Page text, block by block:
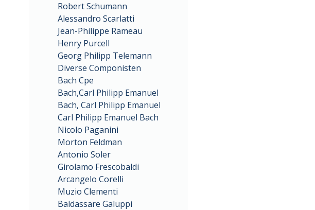
Robert Schumann
Alessandro Scarlatti
Jean-Philippe Rameau
Henry Purcell
Georg Philipp Telemann
Diverse Componisten
Bach Cpe
Bach,Carl Philipp Emanuel
Bach, Carl Philipp Emanuel
Carl Philipp Emanuel Bach
Nicolo Paganini
Morton Feldman
Antonio Soler
Girolamo Frescobaldi
Arcangelo Corelli
Muzio Clementi
Baldassare Galuppi